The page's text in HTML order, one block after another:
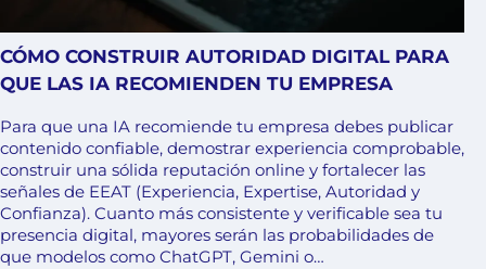
CÓMO CONSTRUIR AUTORIDAD DIGITAL PARA
QUE LAS IA RECOMIENDEN TU EMPRESA
Para que una IA recomiende tu empresa debes publicar
contenido confiable, demostrar experiencia comprobable,
construir una sólida reputación online y fortalecer las
señales de EEAT (Experiencia, Expertise, Autoridad y
Confianza). Cuanto más consistente y verificable sea tu
presencia digital, mayores serán las probabilidades de
que modelos como ChatGPT, Gemini o…